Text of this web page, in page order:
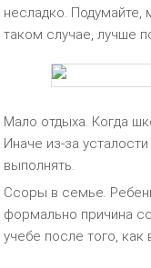
несладко.
таком случае, лучше
Мало отдыха. Когда
Иначе из-за
выполнять.
Ссоры в семье.
формально причина
учебе после того,